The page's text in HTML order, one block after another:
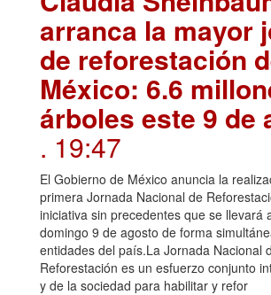
arranca la mayor
de reforestación
México: 6.6
árboles este 9 de
. 19:47
El Gobierno de México anuncia la
primera Jornada Nacional de
iniciativa sin precedentes que se llevará
domingo 9 de agosto de forma
entidades del país.La Jornada Nacional
Reforestación es un esfuerzo conjunto
y de la sociedad para habilitar y refor